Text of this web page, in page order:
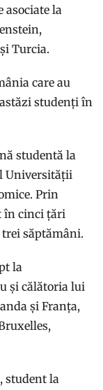
asociate la
Turcia.
care au
studenți în
studentă la
Universității
Prin
în cinci țări
săptămâni.
la
și călătoria lui
și Franța,
, student la